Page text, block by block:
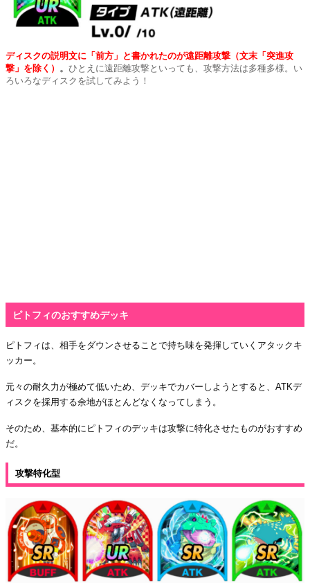
ディスクの説明文に「前方」と書かれたのが遠距離攻撃（文末「突進攻
撃」を除く） 。 ひとえに遠距離攻撃といっても、攻撃方法は多種多様。い
ろいろなディスクを試してみよう！
ピトフィのおすすめデッキ
ピトフィは、相手をダウンさせることで持ち味を発揮していくアタックキ
ッカー。
元々の耐久力が極めて低いため、デッキでカバーしようとすると、ATKデ
ィスクを採用する余地がほとんどなくなってしまう。
そのため、基本的にピトフィのデッキは攻撃に特化させたものがおすすめ
だ。
攻撃特化型